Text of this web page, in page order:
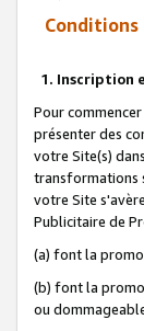
Conditions
1. Inscription
Pour
présenter des
votre Site(s)
transformations
votre Site
Publicitaire de
(a) font la
(b) font la
ou